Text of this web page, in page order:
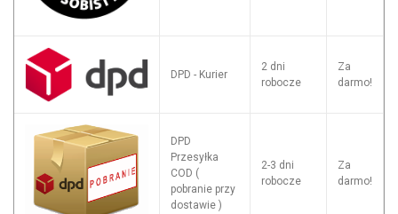
DPD - Kurier
2 dni
robocze
Za
darmo!
DPD
Przesyłka
COD (
pobranie przy
dostawie )
2-3 dni
robocze
Za
darmo!